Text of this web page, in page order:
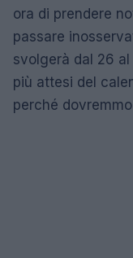
ora di prendere
passare
svolgerà dal 26
più attesi del
perché